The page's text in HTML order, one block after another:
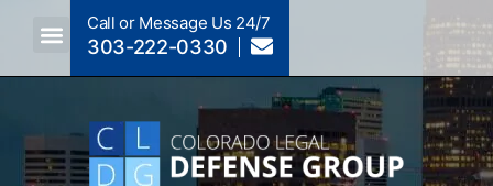
Call or Message Us 24/7
303-222-0330